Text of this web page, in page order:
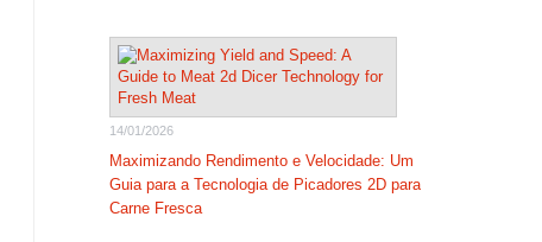
14/01/2026
Maximizando Rendimento e Velocidade: Um
Guia para a Tecnologia de Picadores 2D para
Carne Fresca